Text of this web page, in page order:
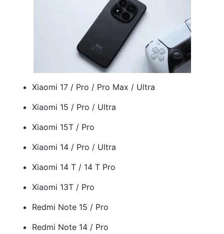
Xiaomi 17 / Pro / Pro Max / Ultra
Xiaomi 15 / Pro / Ultra
Xiaomi 15T / Pro
Xiaomi 14 / Pro / Ultra
Xiaomi 14 T / 14 T Pro
Xiaomi 13T / Pro
Redmi Note 15 / Pro
Redmi Note 14 / Pro